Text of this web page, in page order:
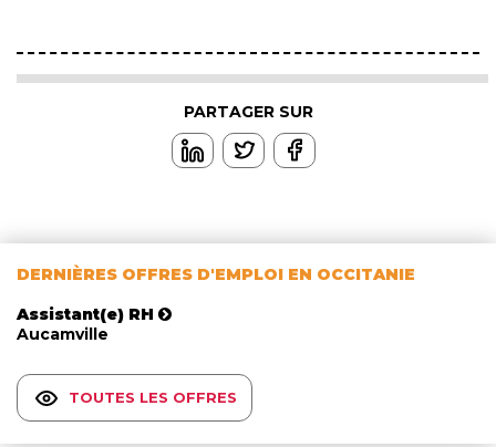
PARTAGER SUR
DERNIÈRES OFFRES D'EMPLOI EN OCCITANIE
Assistant(e) RH
Aucamville
TOUTES LES OFFRES